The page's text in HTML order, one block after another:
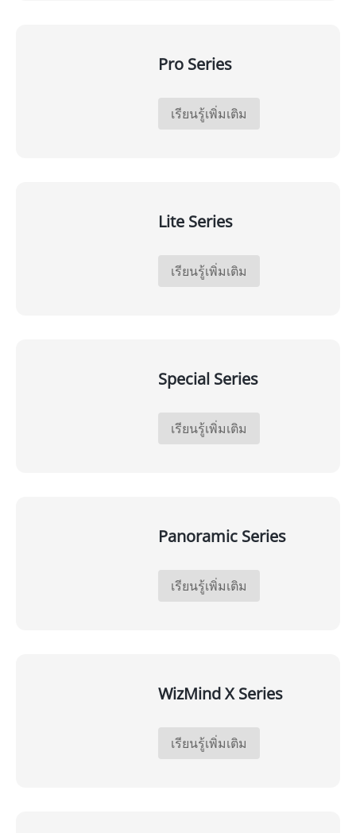
Pro Series
เรียนรู้เพิ่มเติม
Lite Series
เรียนรู้เพิ่มเติม
Special Series
เรียนรู้เพิ่มเติม
Panoramic Series
เรียนรู้เพิ่มเติม
WizMind X Series
เรียนรู้เพิ่มเติม